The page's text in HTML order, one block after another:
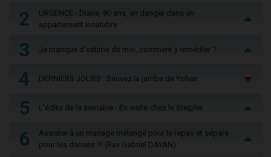
2
URGENCE - Diane, 80 ans, en danger dans un
appartement insalubre
3 Je manque d'estime de moi, comment y remédier ?
4 DERNIERS JOURS : Sauvez la jambe de Yohan
5 L'édito de la semaine - En visite chez le Steipler
6
Assister à un mariage mélangé pour le repas et séparé
pour les danses ?! (Rav Gabriel DAYAN)